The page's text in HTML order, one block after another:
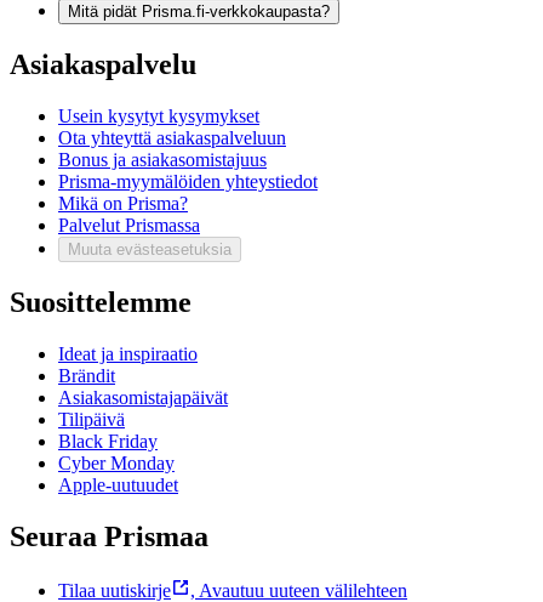
Mitä pidät Prisma.fi-verkkokaupasta?
Asiakaspalvelu
Usein kysytyt kysymykset
Ota yhteyttä asiakaspalveluun
Bonus ja asiakasomistajuus
Prisma-myymälöiden yhteystiedot
Mikä on Prisma?
Palvelut Prismassa
Muuta evästeasetuksia
Suosittelemme
Ideat ja inspiraatio
Brändit
Asiakasomistajapäivät
Tilipäivä
Black Friday
Cyber Monday
Apple-uutuudet
Seuraa Prismaa
Tilaa uutiskirje , Avautuu uuteen välilehteen